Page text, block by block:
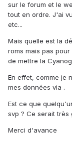
sur le forum et le
tout en ordre. J'ai
etc...
Mais quelle est la
roms mais pas
de mettre la
En effet, comme je
mes données via .
Est ce que
svp ? Ce serait très
Merci d'avance